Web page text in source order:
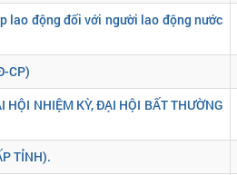
lao động đối với người lao động nước
CP)
HỘI NHIỆM KỲ, ĐẠI HỘI BẤT THƯỜNG
TỈNH).